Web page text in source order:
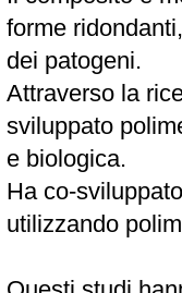
forme
dei patogeni.
Attraverso la
sviluppato
e biologica.
Ha co-
utilizzando